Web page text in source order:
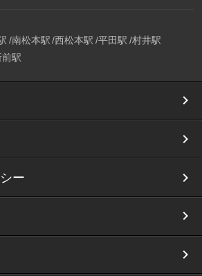
南松本駅 西松本駅 平田駅 村井駅
駅
ー